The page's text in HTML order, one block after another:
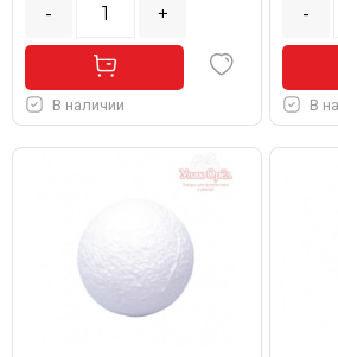
- +
В наличии
-
В